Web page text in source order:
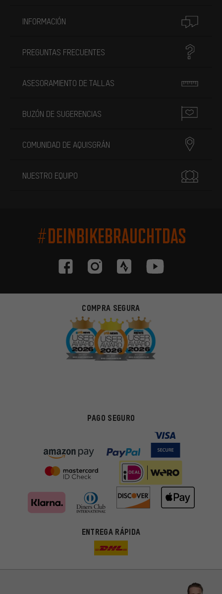
INFORMACIÓN
PREGUNTAS FRECUENTES
ASESORAMIENTO DE TALLAS
BUZÓN DE SUGERENCIAS
COMUNIDAD DE AQUISGRÁN
NUESTRO EQUIPO
#DEINBIKEBRAUCHTDAS
COMPRA SEGURA
PAGO SEGURO
ENTREGA RÁPIDA